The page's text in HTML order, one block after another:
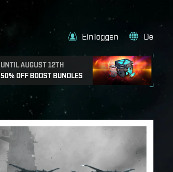
UNTIL AUGUST 12TH
50% OFF BOOST BUNDLES
Einloggen De